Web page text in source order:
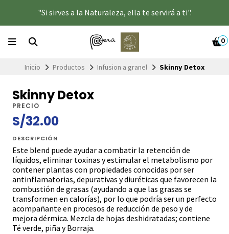
"Si sirves a la Naturaleza, ella te servirá a ti".
0
Inicio Productos Infusion a granel Skinny Detox
Skinny Detox
PRECIO
S/32.00
DESCRIPCIÓN
Este blend puede ayudar a combatir la retención de
líquidos, eliminar toxinas y estimular el metabolismo por
contener plantas con propiedades conocidas por ser
antinflamatorias, depurativas y diuréticas que favorecen la
combustión de grasas (ayudando a que las grasas se
transformen en calorías), por lo que podría ser un perfecto
acompañante en procesos de reducción de peso y de
mejora dérmica. Mezcla de hojas deshidratadas; contiene
Té verde, piña y Borraja.